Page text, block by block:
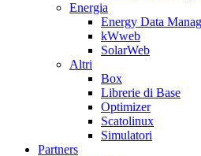
Energia
Energy Data
kWweb
SolarWeb
Altri
Box
Librerie di Base
Optimizer
Scatolinux
Simulatori
Partners